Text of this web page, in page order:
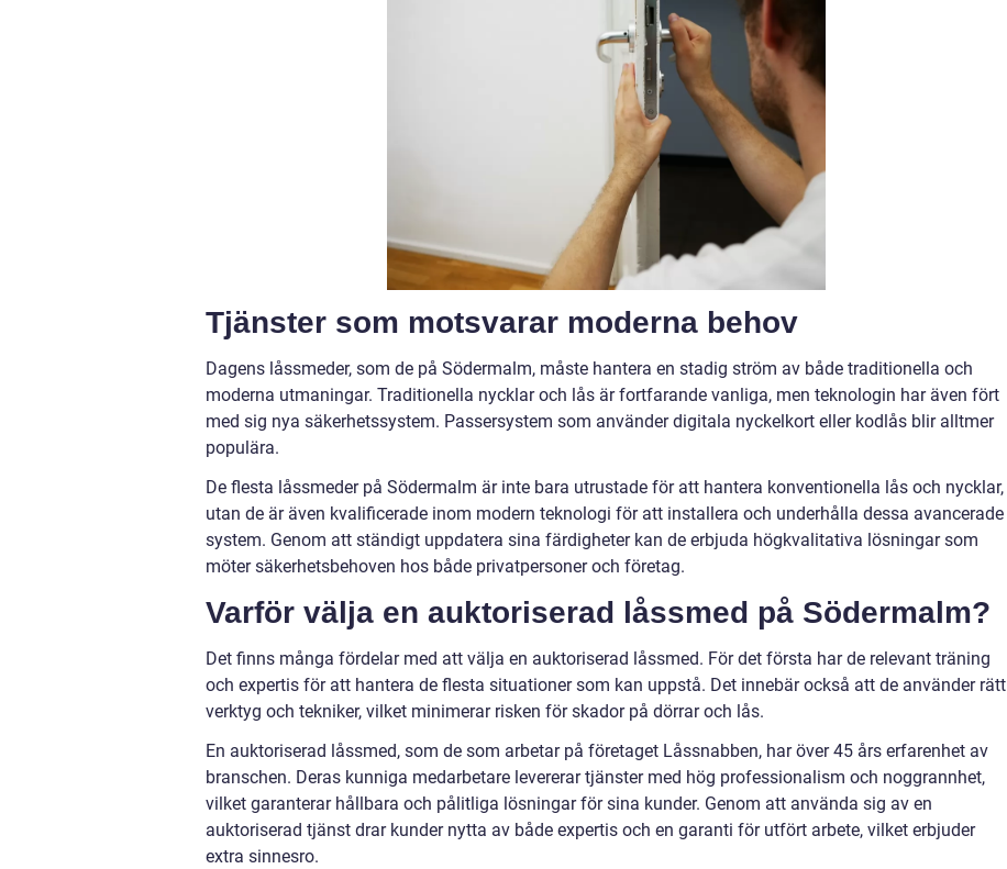
Tjänster som motsvarar moderna behov
Dagens låssmeder, som de på Södermalm, måste hantera en stadig ström av både traditionella och
moderna utmaningar. Traditionella nycklar och lås är fortfarande vanliga, men teknologin har även fört
med sig nya säkerhetssystem. Passersystem som använder digitala nyckelkort eller kodlås blir alltmer
populära.
De flesta låssmeder på Södermalm är inte bara utrustade för att hantera konventionella lås och nycklar,
utan de är även kvalificerade inom modern teknologi för att installera och underhålla dessa avancerade
system. Genom att ständigt uppdatera sina färdigheter kan de erbjuda högkvalitativa lösningar som
möter säkerhetsbehoven hos både privatpersoner och företag.
Varför välja en auktoriserad låssmed på Södermalm?
Det finns många fördelar med att välja en auktoriserad låssmed. För det första har de relevant träning
och expertis för att hantera de flesta situationer som kan uppstå. Det innebär också att de använder rätt
verktyg och tekniker, vilket minimerar risken för skador på dörrar och lås.
En auktoriserad låssmed, som de som arbetar på företaget Låssnabben, har över 45 års erfarenhet av
branschen. Deras kunniga medarbetare levererar tjänster med hög professionalism och noggrannhet,
vilket garanterar hållbara och pålitliga lösningar för sina kunder. Genom att använda sig av en
auktoriserad tjänst drar kunder nytta av både expertis och en garanti för utfört arbete, vilket erbjuder
extra sinnesro.